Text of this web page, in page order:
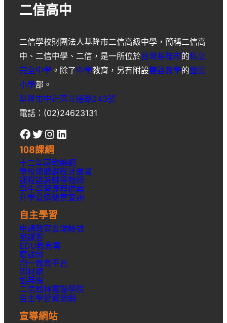
二信高中
二信學校財團法人基隆市二信高級中學 ，簡稱二信高
中 、 二信中學 、 二信 ，是一所位於台灣基隆市的私立
完全中學 。除了中學教育，另有附設雙語教學的國民
小學部。
基隆市中正區立德路243號
電話：(02)24623131
Facebook Twitter Instagram LinkedIn
108課綱
十二年國教總綱
學校總體課程計畫書
課程諮詢輔導教師
學生學習歷程檔案
升學管道簡章查詢
自主學習
申請教育雲端帳號
酷課雲
EDU教育雲
磨課師
均一教育平台
因材網
酷英網
二信翰林雲端學院
自主學習資源網
宣導網站